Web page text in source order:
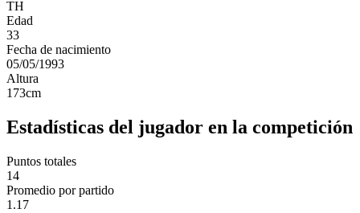
TH
Edad
33
Fecha de nacimiento
05/05/1993
Altura
173cm
Estadísticas del jugador en la competición
Puntos totales
14
Promedio por partido
1.17